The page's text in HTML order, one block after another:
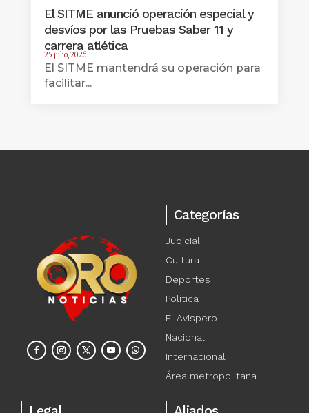
El SITME anunció operación especial y
desvíos por las Pruebas Saber 11 y
carrera atlética
25 julio, 2026
El SITME mantendrá su operación para
facilitar...
Categorías
Judicial
Cultura
Deportes
Política
El Avispero
Nacional
Internacional
Área metropolitana